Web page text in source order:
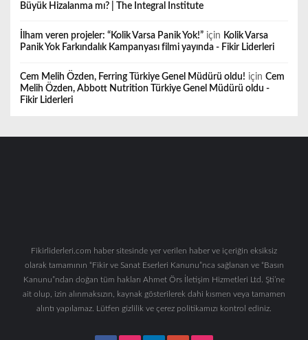
Büyük Hizalanma mı? | The Integral Institute
İlham veren projeler: “Kolik Varsa Panik Yok!” için Kolik Varsa
Panik Yok Farkındalık Kampanyası filmi yayında - Fikir Liderleri
Cem Melih Özden, Ferring Türkiye Genel Müdürü oldu! için Cem
Melih Özden, Abbott Nutrition Türkiye Genel Müdürü oldu -
Fikir Liderleri
Fikirliderleri.com haber sitesinde yer verilen haber ve içeriğin eksiksiz
olarak tamamının “Fikir ve Sanat Eserleri Kanunu”nca sağlanan ve “Basın
Kanunu”ndan doğan tüm hakları Ahmet Örs İletişim Hizmetleri Ltd. Şti’ne
ait olup, izin alınmaksızın, kaynak gösterilerek dahi kısmen veya tamamen
alıntı yapılamaz. Lütfen gizlilik ve çerez politikamızı kontrol ediniz.